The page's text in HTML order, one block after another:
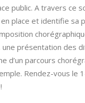
public. A travers ce
place et identifie sa
une présentation des
d’un parcours
Rendez-vous le